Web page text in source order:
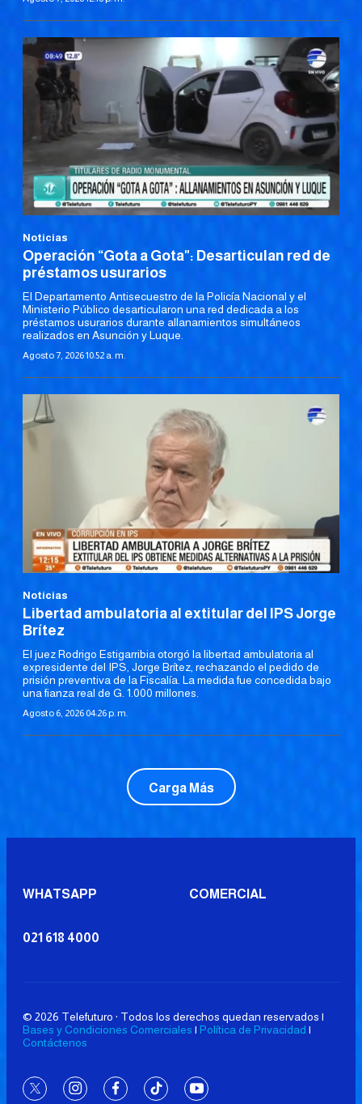
Noticias
Operación “Gota a Gota": Desarticulan red de
préstamos usurarios
El Departamento Antisecuestro de la Policía Nacional y el
Ministerio Público desarticularon una red dedicada a los
préstamos usurarios durante allanamientos simultáneos
realizados en Asunción y Luque.
Agosto 7, 2026 10:52 a. m.
Noticias
Libertad ambulatoria al extitular del IPS Jorge
Brítez
El juez Rodrigo Estigarribia otorgó la libertad ambulatoria al
expresidente del IPS, Jorge Brítez, rechazando el pedido de
prisión preventiva de la Fiscalía. La medida fue concedida bajo
una fianza real de G. 1.000 millones.
Agosto 6, 2026 04:26 p. m.
Carga Más
WHATSAPP COMERCIAL
021 618 4000
© 2026 Telefuturo · Todos los derechos quedan reservados |
Bases y Condiciones Comerciales | Política de Privacidad |
Contáctenos
twitterinstagramfacebooktiktok youtube